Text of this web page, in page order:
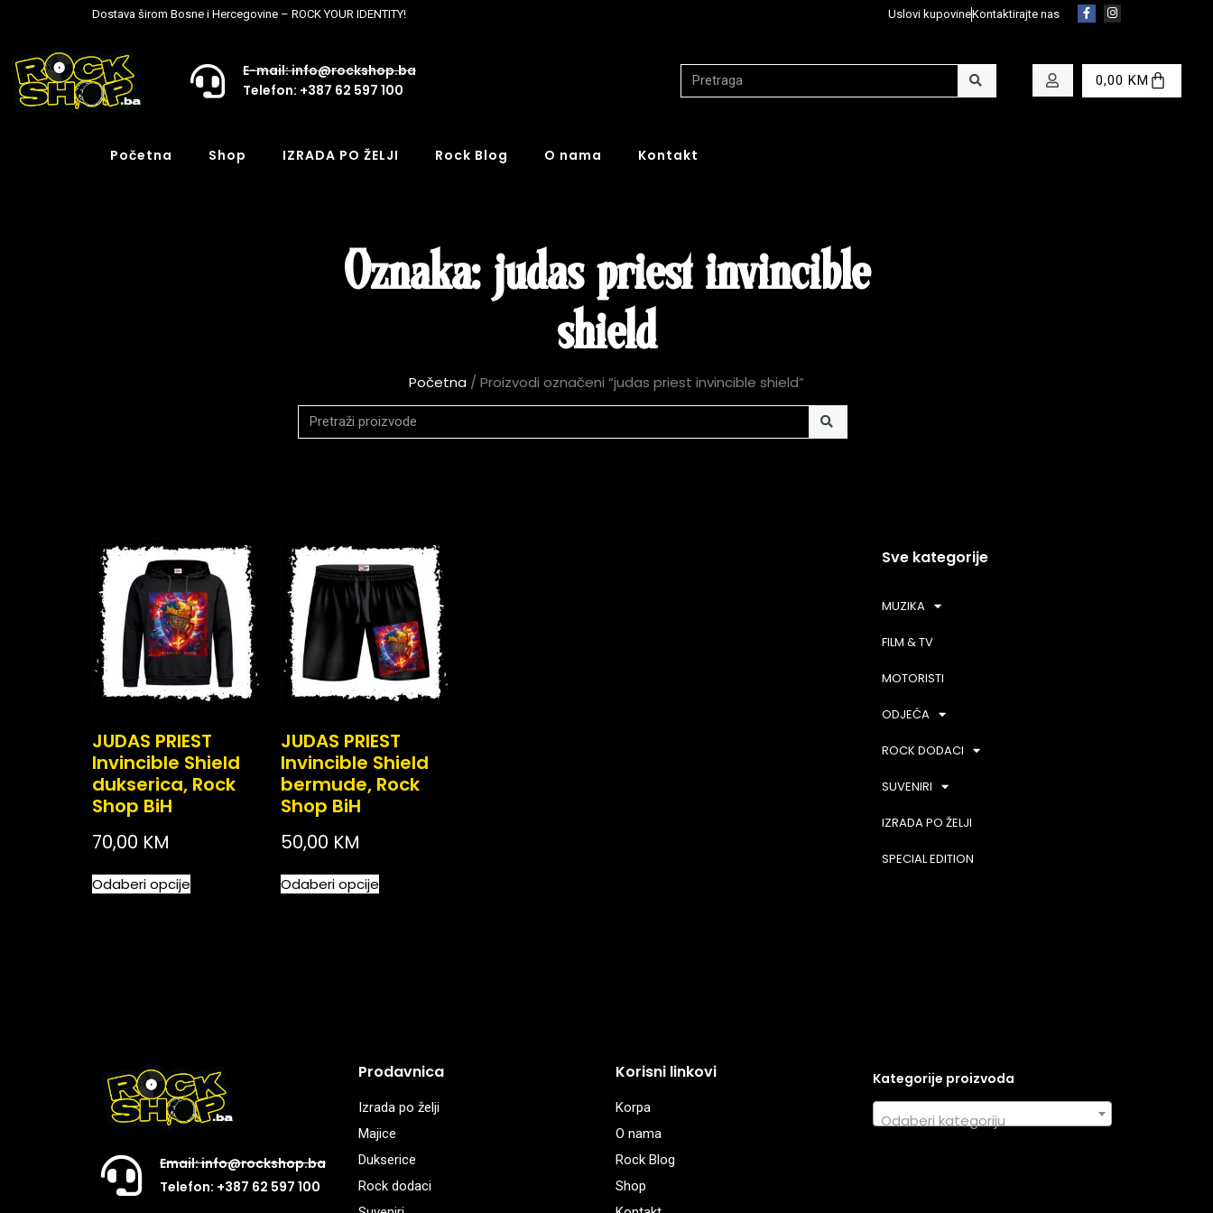
Dostava širom Bosne i Hercegovine – ROCK YOUR IDENTITY! Uslovi kupovineKontaktirajte nas
E-mail: info@rockshop.ba
Telefon: +387 62 597 100
0,00 KM
Početna Shop IZRADA PO ŽELJI Rock Blog O nama Kontakt
Oznaka: judas priest invincible
shield
Početna / Proizvodi označeni “judas priest invincible shield”
JUDAS PRIEST
Invincible Shield
dukserica, Rock
Shop BiH
70,00 KM
Odaberi opcije
JUDAS PRIEST
Invincible Shield
bermude, Rock
Shop BiH
50,00 KM
Odaberi opcije
Sve kategorije
MUZIKA
FILM & TV
MOTORISTI
ODJEĆA
ROCK DODACI
SUVENIRI
IZRADA PO ŽELJI
SPECIAL EDITION
Email: info@rockshop.ba
Telefon: +387 62 597 100
Prodavnica
Izrada po želji
Majice
Dukserice
Rock dodaci
Korisni linkovi
Korpa
O nama
Rock Blog
Shop
Kategorije proizvoda
Odaberi kategoriju